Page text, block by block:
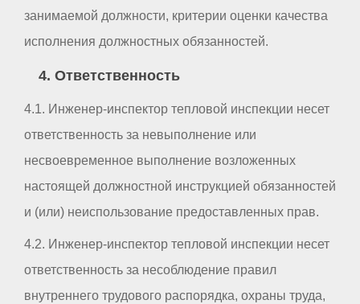
занимаемой должности, критерии оценки качества
исполнения должностных обязанностей.
4. Ответственность
4.1. Инженер-инспектор тепловой инспекции несет
ответственность за невыполнение или
несвоевременное выполнение возложенных
настоящей должностной инструкцией обязанностей
и (или) неиспользование предоставленных прав.
4.2. Инженер-инспектор тепловой инспекции несет
ответственность за несоблюдение правил
внутреннего трудового распорядка, охраны труда,